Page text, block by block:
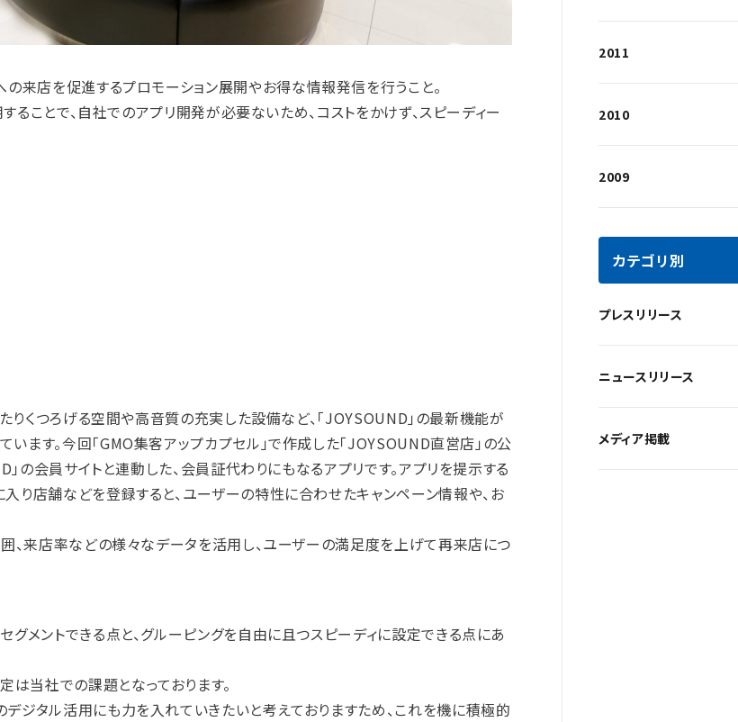
来店を促進するプロモーション展開やお得な情報発信を行うこと。
ことで、自社でのアプリ開発が必要ないため、コストをかけず、スピーディー
りくつろげる空間や高音質の充実した設備など、「JOYSOUND」の最新機能が
ます。今回「GMO集客アップカプセル」で作成した「JOYSOUND直営店」の公
の会員サイトと連動した、会員証代わりにもなるアプリです。アプリを提示する
り店舗などを登録すると、ユーザーの特性に合わせたキャンペーン情報や、お
、来店率などの様々なデータを活用し、ユーザーの満足度を上げて再来店につ
メントできる点と、グルーピングを自由に且つスピーディに設定できる点にあ
当社での課題となっております。
ジタル活用にも力を入れていきたいと考えておりますため、これを機に積極的
2011
2010
2009
カテゴリ別
プレスリリース
ニュースリリース
メディア掲載